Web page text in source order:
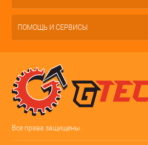
ПОМОЩЬ И СЕРВИСЫ
Все права защищены.